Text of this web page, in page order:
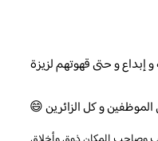
و حتى قهوتهم لزيزة
الموظفين و كل الزائرين 😄